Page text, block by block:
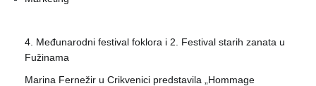
4. Međunarodni festival foklora i 2. Festival starih zanata u
Fužinama
Marina Fernežir u Crikvenici predstavila „Hommage